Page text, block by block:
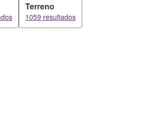
Terreno
1059 resultados